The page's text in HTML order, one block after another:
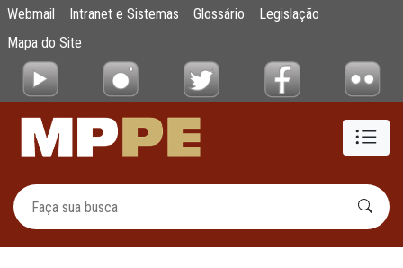
Pular para o Conteúdo principal
Processo Licitatório nº 024/2014 ( Em
Webmail Intranet e Sistemas Glossário
Legislação
Mapa do Site